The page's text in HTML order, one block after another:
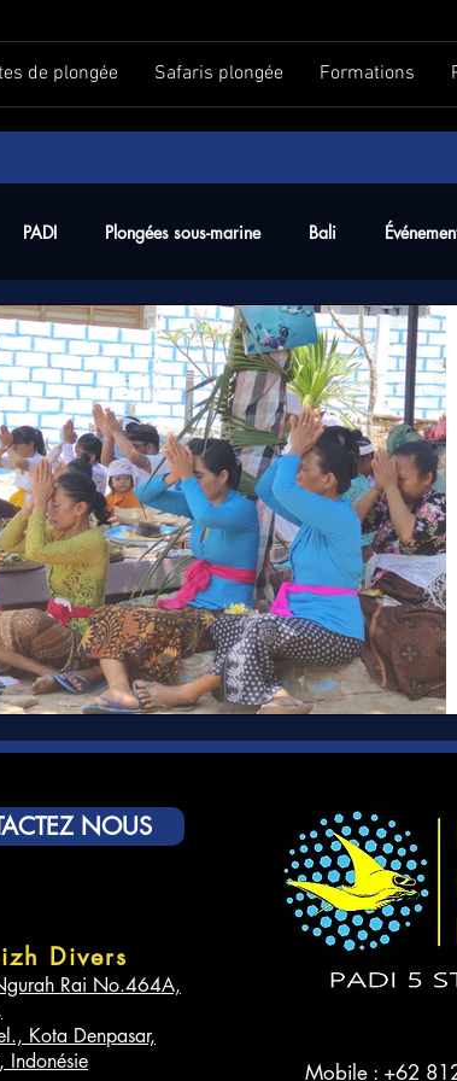
de plongée Safaris plongée Formations
PADI Plongées sous-marine Bali
pour plonger à Ba
NOUS
Divers
Rai No.464A,
Kota Denpasar,
Mobile : +62